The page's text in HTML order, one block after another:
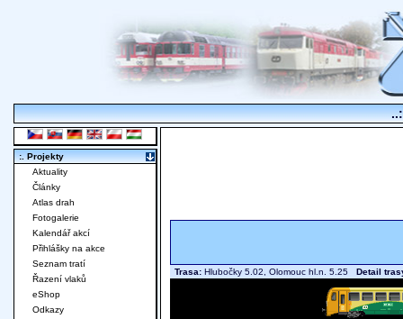
Trasa: Hlubočky 5.02, Olomouc hl.n. 5.25 Detail
:. Projekty
Aktuality
Články
Atlas drah
Fotogalerie
Kalendář akcí
Přihlášky na akce
Seznam tratí
Řazení vlaků
eShop
Odkazy